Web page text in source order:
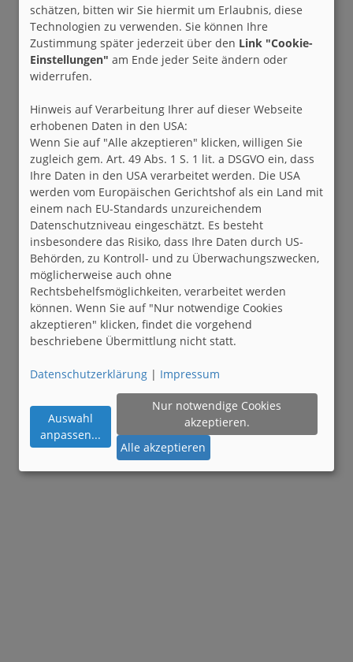
schätzen, bitten wir Sie hiermit um Erlaubnis, diese
Technologien zu verwenden. Sie können Ihre
Zustimmung später jederzeit über den Link "Cookie-
Einstellungen" am Ende jeder Seite ändern oder
widerrufen.
Hinweis auf Verarbeitung Ihrer auf dieser Webseite
erhobenen Daten in den USA:
Wenn Sie auf "Alle akzeptieren" klicken, willigen Sie
zugleich gem. Art. 49 Abs. 1 S. 1 lit. a DSGVO ein, dass
Ihre Daten in den USA verarbeitet werden. Die USA
werden vom Europäischen Gerichtshof als ein Land mit
einem nach EU-Standards unzureichendem
Datenschutzniveau eingeschätzt. Es besteht
insbesondere das Risiko, dass Ihre Daten durch US-
Behörden, zu Kontroll- und zu Überwachungszwecken,
möglicherweise auch ohne
Rechtsbehelfsmöglichkeiten, verarbeitet werden
können. Wenn Sie auf "Nur notwendige Cookies
akzeptieren" klicken, findet die vorgehend
beschriebene Übermittlung nicht statt.
Datenschutzerklärung | Impressum
Auswahl
anpassen...
Nur notwendige Cookies
akzeptieren.
Alle akzeptieren